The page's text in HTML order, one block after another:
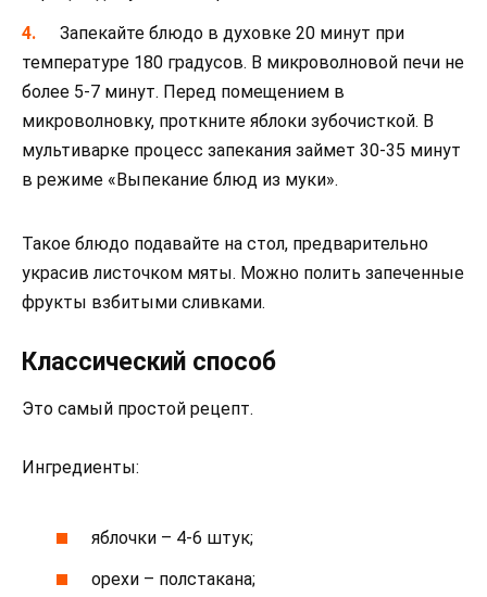
Запекайте блюдо в духовке 20 минут при
температуре 180 градусов. В микроволновой печи не
более 5-7 минут. Перед помещением в
микроволновку, проткните яблоки зубочисткой. В
мультиварке процесс запекания займет 30-35 минут
в режиме «Выпекание блюд из муки».
Такое блюдо подавайте на стол, предварительно
украсив листочком мяты. Можно полить запеченные
фрукты взбитыми сливками.
Классический способ
Это самый простой рецепт.
Ингредиенты:
яблочки – 4-6 штук;
орехи – полстакана;